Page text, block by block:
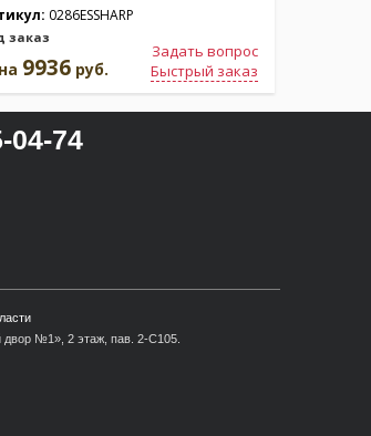
0286ESSHARP
заказ
Задать вопрос
Быстрый заказ
9936 руб.
04-74
№1», 2 этаж, пав. 2-С105.